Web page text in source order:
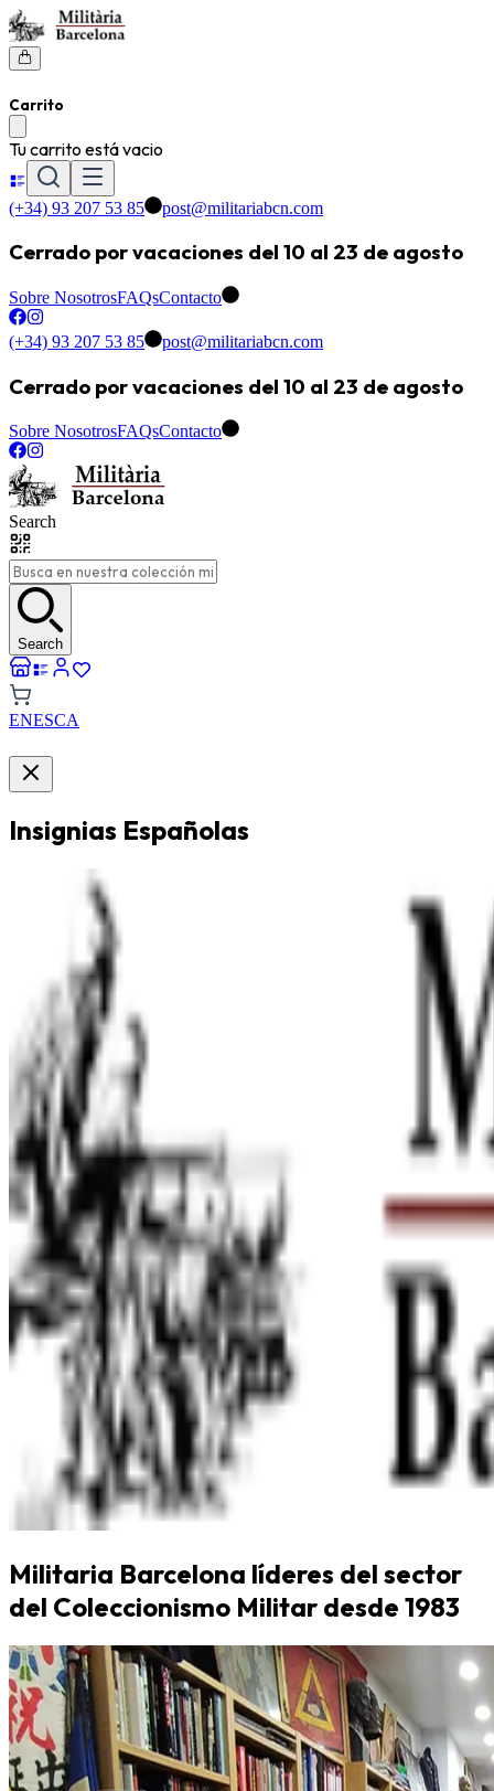
Carrito
Tu carrito está vacio
(+34) 93 207 53 85 post@militariabcn.com
Cerrado por vacaciones del 10 al 23 de agosto
Sobre NosotrosFAQsContacto
(+34) 93 207 53 85 post@militariabcn.com
Cerrado por vacaciones del 10 al 23 de agosto
Sobre NosotrosFAQsContacto
Search
Search
ENESCA
Insignias Españolas
Militaria Barcelona líderes del sector
del Coleccionismo Militar desde 1983